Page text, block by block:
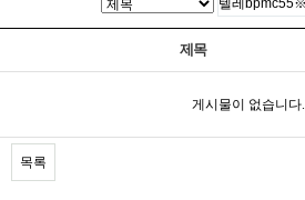
제목
게시물이 없습니다.
목록